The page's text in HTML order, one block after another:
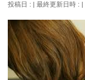
投稿日 : 最終更新日時 :